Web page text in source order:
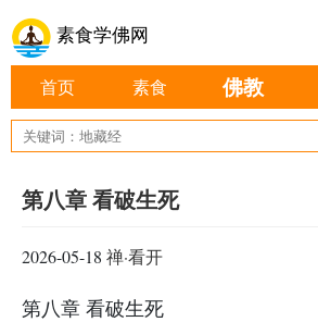
素食学佛网
首页 素食 佛教
第八章 看破生死
2026-05-18 禅·看开
第八章 看破生死